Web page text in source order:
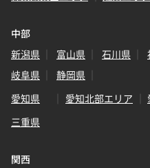
中部
新潟県
富山県 石川県
岐阜県
静岡県
愛知県
愛知北部エリア
三重県
関西